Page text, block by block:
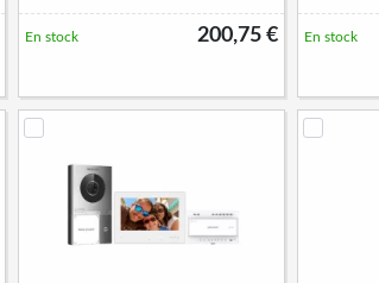
200,75 €
En stock En stock